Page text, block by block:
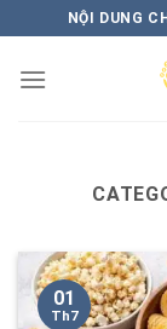
to
content
NỘI DUNG
01
Th7